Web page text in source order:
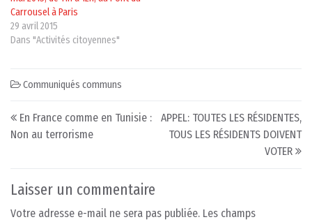
Carrousel à Paris
29 avril 2015
Dans "Activités citoyennes"
Communiqués communs
Post navigation
En France comme en Tunisie :
Non au terrorisme
APPEL: TOUTES LES RÉSIDENTES,
TOUS LES RÉSIDENTS DOIVENT
VOTER
Laisser un commentaire
Votre adresse e-mail ne sera pas publiée. Les champs